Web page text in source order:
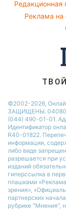
Виталий
Потап
Новости
Новости
Новости
Новости
Советы от
Народные
Все о шоу-
Редакционная
Реклама на
©2002-2026,
ЗАЩИЩЕНЫ. 04080,
(044) 490-01-01.
Идентификатор
R40-01822.
информации,
либо виде
разрешается при
изданий
гиперссылка в
плашками
зрения»,
партнерских
рубрике "Мнения",